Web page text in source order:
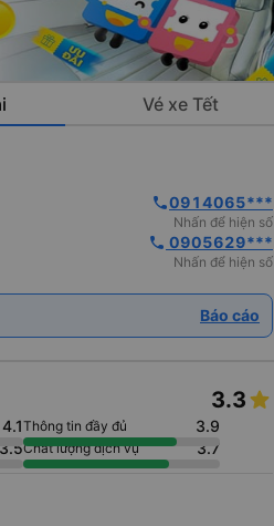
Vé xe Tết
phone0914065***
Nhấn để hiện số
phone 0905629***
Nhấn để hiện số
Báo cáo
3.3
4.1Thông tin đầy đủ 3.9
3.5Chất lượng dịch vụ 3.7